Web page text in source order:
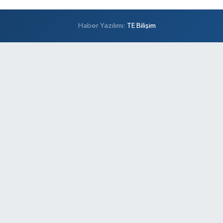
Haber Yazılımı: TE Bilişim